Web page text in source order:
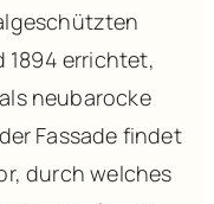
1894 errichtet,
neubarocke
Fassade findet
durch welches